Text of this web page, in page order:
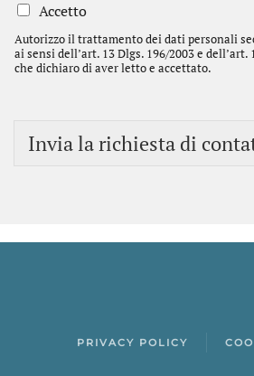
Accetto
Autorizzo il trattamento dei dati personali
ai sensi dell’art. 13 Dlgs. 196/2003 e dell’art.
che dichiaro di aver letto e accettato.
Invia la richiesta di
PRIVACY POLICY